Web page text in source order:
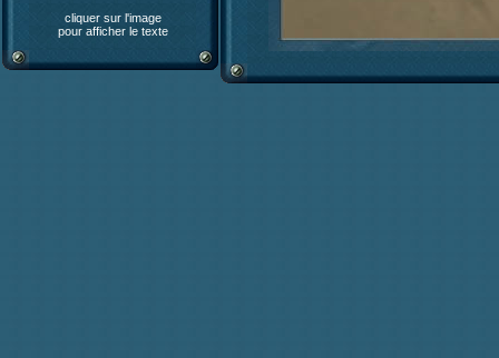
cliquer sur l'image
pour afficher le texte